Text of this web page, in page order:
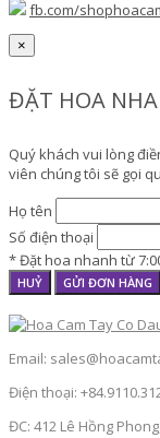
fb.com/
×
ĐẶT HOA
Quý khách vui lòng
viên chúng tôi sẽ gọi
Họ tên
Số điện thoại
* Đặt hoa nhanh từ
HUỶ GỬI ĐƠN HÀNG
Email:
Điện thoại:
ĐC: 412 Lê Hồng